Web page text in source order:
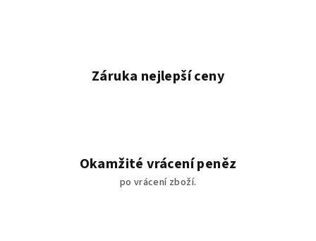
Záruka nejlepší ceny
Okamžité vrácení peněz
po vrácení zboží.